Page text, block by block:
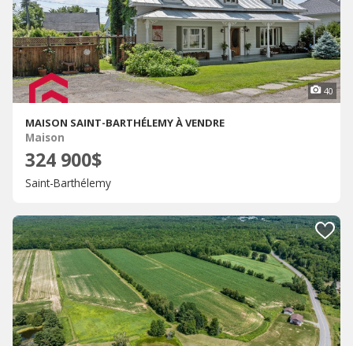
40
MAISON SAINT-BARTHÉLEMY À VENDRE
Maison
324 900$
Saint-Barthélemy